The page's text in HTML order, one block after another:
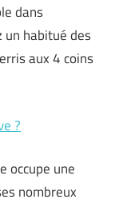
dans
un habitué des
aux 4 coins
?
occupe une
nombreux